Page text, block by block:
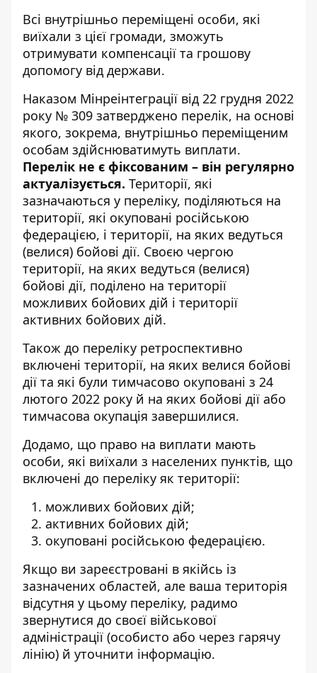
Всі внутрішньо переміщені особи, які
виїхали з цієї громади, зможуть
отримувати компенсації та грошову
допомогу від держави.
Наказом Мінреінтеграції від 22 грудня 2022
року № 309 затверджено перелік, на основі
якого, зокрема, внутрішньо переміщеним
особам здійснюватимуть виплати.
Перелік не є фіксованим – він регулярно
актуалізується. Території, які
зазначаються у переліку, поділяються на
території, які окуповані російською
федерацією, і території, на яких ведуться
(велися) бойові дії. Своєю чергою
території, на яких ведуться (велися)
бойові дії, поділено на території
можливих бойових дій і території
активних бойових дій.
Також до переліку ретроспективно
включені території, на яких велися бойові
дії та які були тимчасово окуповані з 24
лютого 2022 року й на яких бойові дії або
тимчасова окупація завершилися.
Додамо, що право на виплати мають
особи, які виїхали з населених пунктів, що
включені до переліку як території:
можливих бойових дій;
активних бойових дій;
окуповані російською федерацією.
Якщо ви зареєстровані в якійсь із
зазначених областей, але ваша територія
відсутня у цьому переліку, радимо
звернутися до своєї військової
адміністрації (особисто або через гарячу
лінію) й уточнити інформацію.